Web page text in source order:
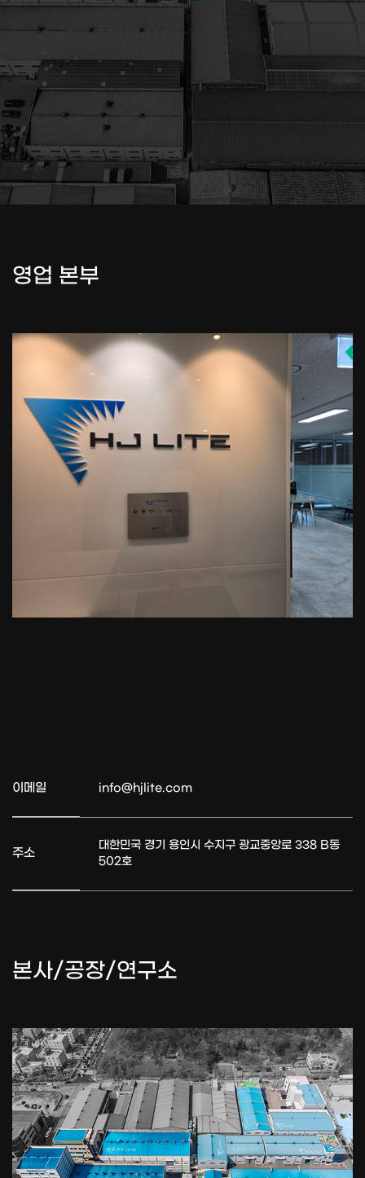
영업 본부
이메일 info@hjlite.com
주소
대한민국 경기 용인시 수지구 광교중앙로 338 B동
502호
본사/공장/연구소